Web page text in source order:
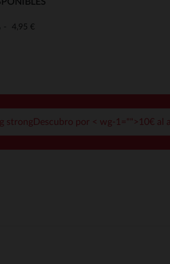
de privacidad, garantizando el
4,95 €
strongDescubro por < wg-1="">10€ al